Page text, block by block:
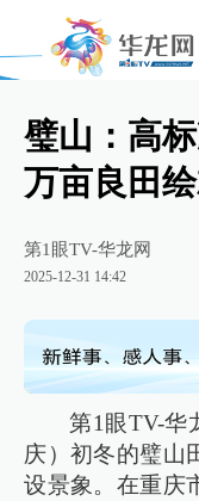
璧山：高
万亩良田
第1眼TV-华龙网
2025-12-31 14:42
第1眼TV-华
庆）初冬的璧山
设景象。在重庆